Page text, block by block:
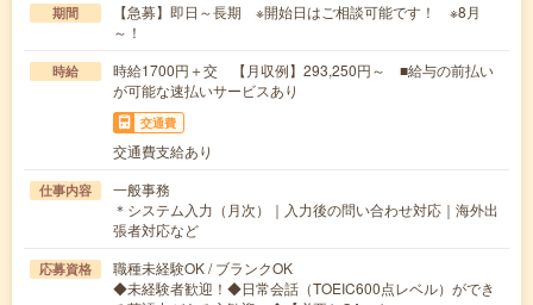
期間
【急募】即日～長期 ※開始日はご相談可能です！ ※8月
～！
時給
時給1700円＋交 【月収例】293,250円～ ■給与の前払い
が可能な速払いサービスあり
交通費
交通費支給あり
仕事内容
一般事務
＊システム入力（月次）｜入力後の問い合わせ対応｜海外出
張者対応など
応募資格
職種未経験OK / ブランクOK
◆未経験者歓迎！◆日常会話（TOEIC600点レベル）ができ